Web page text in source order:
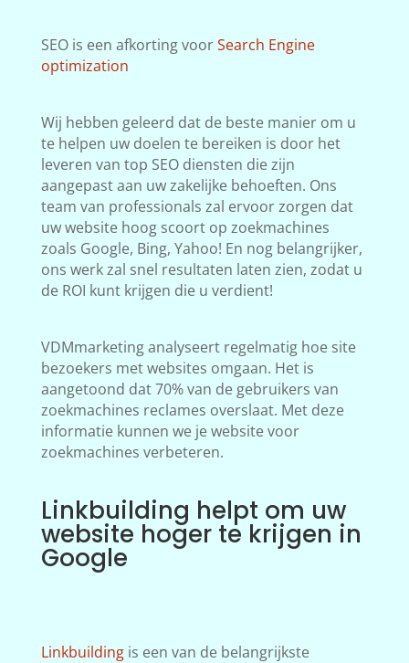
SEO is een afkorting voorSearch Engine
optimization
Wij hebben geleerd dat de beste manier om u
te helpen uw doelen te bereiken is door het
leveren van top SEO diensten die zijn
aangepast aan uw zakelijke behoeften. Ons
team van professionals zal ervoor zorgen dat
uw website hoog scoort op zoekmachines
zoals Google, Bing, Yahoo! En nog belangrijker,
ons werk zal snel resultaten laten zien, zodat u
de ROI kunt krijgen die u verdient!
VDMmarketing analyseert regelmatig hoe site
bezoekers met websites omgaan. Het is
aangetoond dat 70% van de gebruikers van
zoekmachines reclames overslaat. Met deze
informatie kunnen we je website voor
zoekmachines verbeteren.
Linkbuilding helpt om uw
website hoger te krijgen in
Google
Linkbuildingis een van de belangrijkste